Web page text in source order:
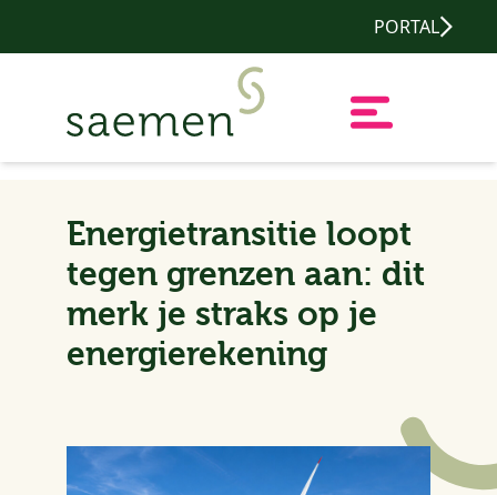
PORTAL
Energietransitie loopt
tegen grenzen aan: dit
merk je straks op je
energierekening